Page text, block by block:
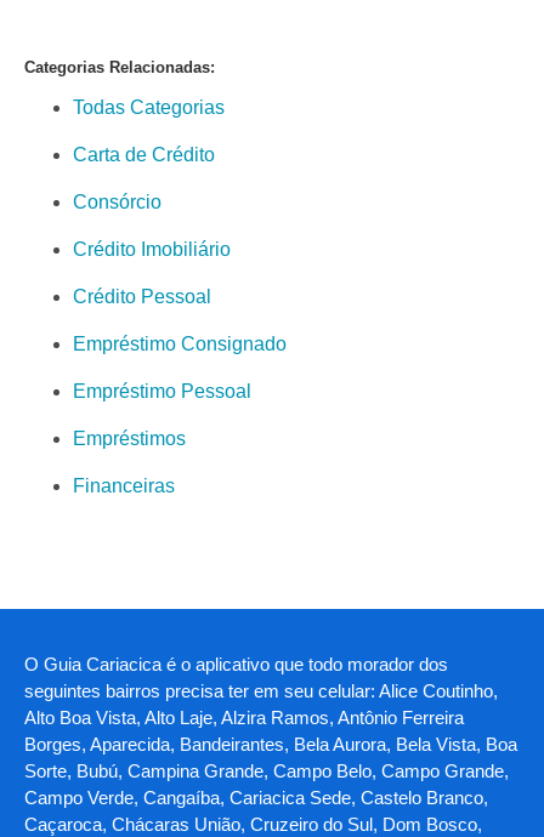
Categorias Relacionadas:
Todas Categorias
Carta de Crédito
Consórcio
Crédito Imobiliário
Crédito Pessoal
Empréstimo Consignado
Empréstimo Pessoal
Empréstimos
Financeiras
O Guia Cariacica é o aplicativo que todo morador dos
seguintes bairros precisa ter em seu celular: Alice Coutinho,
Alto Boa Vista, Alto Laje, Alzira Ramos, Antônio Ferreira
Borges, Aparecida, Bandeirantes, Bela Aurora, Bela Vista, Boa
Sorte, Bubú, Campina Grande, Campo Belo, Campo Grande,
Campo Verde, Cangaíba, Cariacica Sede, Castelo Branco,
Caçaroca, Chácaras União, Cruzeiro do Sul, Dom Bosco,